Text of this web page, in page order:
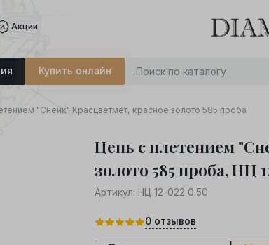
Акции
Купить онлайн
0 :
"Снейк" Красцветмет, красное золото 585 проба
Цепь с плетением
золото 585 проба, НЦ
Артикул: НЦ 12-022 0.50
0 отзывов